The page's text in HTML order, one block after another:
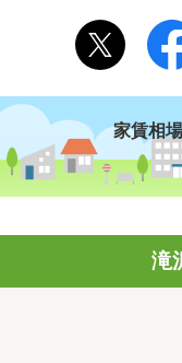
家賃相場
滝